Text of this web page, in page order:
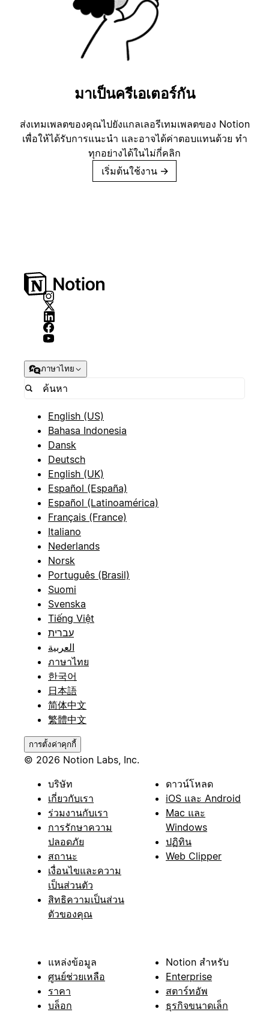
มาเป็นครีเอเตอร์กัน
ส่งเทมเพลตของคุณไปยังแกลเลอรีเทมเพลตของ Notion
เพื่อให้ได้รับการแนะนำ และอาจได้ค่าตอบแทนด้วย ทำ
ทุกอย่างได้ในไม่กี่คลิก
เริ่มต้นใช้งาน →
ภาษาไทย
English (US)
Bahasa Indonesia
Dansk
Deutsch
English (UK)
Español (España)
Español (Latinoamérica)
Français (France)
Italiano
Nederlands
Norsk
Português (Brasil)
Suomi
Svenska
Tiếng Việt
עברית
العربية
ภาษาไทย
한국어
日本語
简体中文
繁體中文
การตั้งค่าคุกกี้
© 2026 Notion Labs, Inc.
บริษัท
เกี่ยวกับเรา
ร่วมงานกับเรา
การรักษาความ
ปลอดภัย
สถานะ
เงื่อนไขและความ
เป็นส่วนตัว
สิทธิความเป็นส่วน
ตัวของคุณ
ดาวน์โหลด
iOS และ Android
Mac และ
Windows
ปฏิทิน
Web Clipper
แหล่งข้อมูล
ศูนย์ช่วยเหลือ
ราคา
บล็อก
Notion สำหรับ
Enterprise
สตาร์ทอัพ
ธุรกิจขนาดเล็ก